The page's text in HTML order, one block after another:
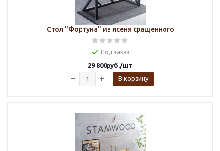
Стол "Фортуна" из ясеня сращенного
Под заказ
29 800руб./шт
В корзину